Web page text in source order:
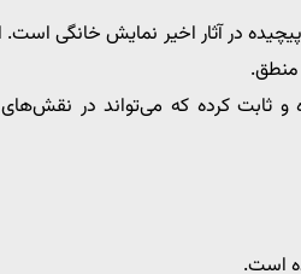
در آثار اخیر نمایش خانگی است.
و ثابت کرده که می‌تواند در
است.